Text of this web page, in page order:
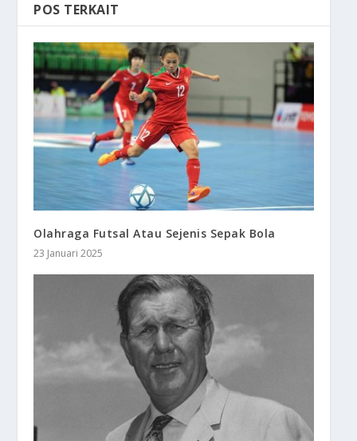
POS TERKAIT
Olahraga Futsal Atau Sejenis Sepak Bola
23 Januari 2025